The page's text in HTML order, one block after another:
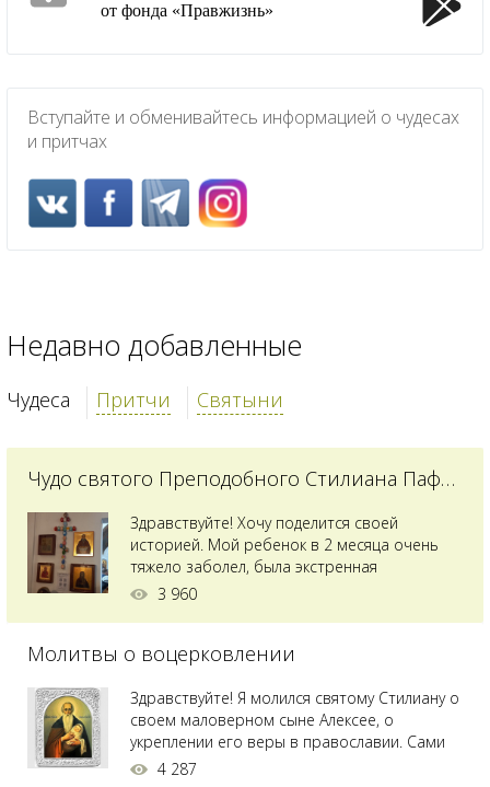
от фонда «Правжизнь»
Вступайте и обменивайтесь информацией о чудесах
и притчах
Недавно добавленные
Чудеса Притчи Святыни
Чудо святого Преподобного Стилиана Пафлагонского
Здравствуйте! Хочу поделится своей
историей. Мой ребенок в 2 месяца очень
тяжело заболел, была экстренная
сложнейшая операция, состояние после
святого Владимира я увидела незнакомую
позже прочитав про него, узнала про
Преподобного...
3 960
Молитвы о воцерковлении
Здравствуйте! Я молился святому Стилиану о
своем маловерном сыне Алексее, о
укреплении его веры в православии. Сами
мы с супругой воцерковлены. Через год
4 287